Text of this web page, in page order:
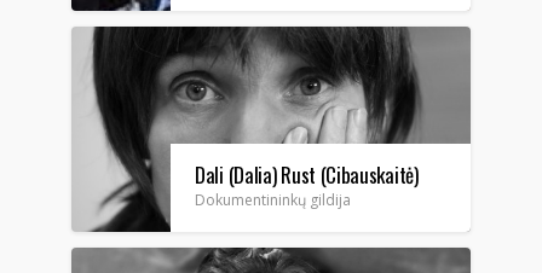
Dali (Dalia) Rust (Cibauskaitė)
Dokumentininkų gildija